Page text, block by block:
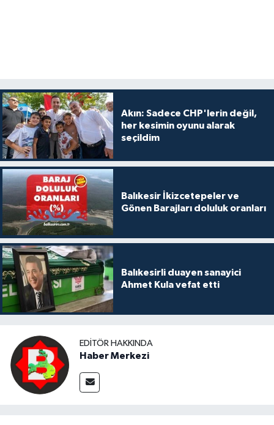
Akın: Sadece CHP'lerin değil,
her kesimin oyunu alarak
seçildim
Balıkesir İkizcetepeler ve
Gönen Barajları doluluk oranları
Balıkesirli duayen sanayici
Ahmet Kula vefat etti
EDITÖR HAKKINDA
Haber Merkezi